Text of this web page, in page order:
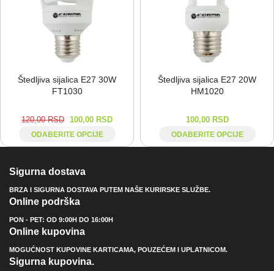
Štedljiva sijalica E27 30W
FT1030
120,00RSD 100,00 RSD
ODABERITE OPCIJE
Štedljiva sijalica E27 20W
HM1020
100,00 RSD
ODABERITE OPCIJE
Sigurna dostava
BRZA I SIGURNA DOSTAVA PUTEM NAŠE KURIRSKE SLUŽBE.
Online podrška
PON - PET: OD 9:00H DO 16:00H
Online kupovina
MOGUĆNOST KUPOVINE KARTICAMA, POUZEĆEM I UPLATNICOM.
Sigurna kupovina.